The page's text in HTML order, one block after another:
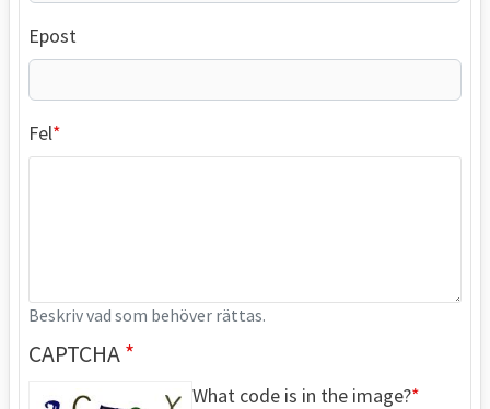
Epost
Fel
Beskriv vad som behöver rättas.
CAPTCHA
What code is in the image?